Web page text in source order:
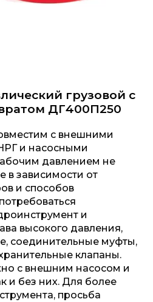
грузовой с
ДГ400П250
с внешними
и насосными
давлением не
в зависимости от
и способов
и
высокого давления,
соединительные муфты,
клапаны.
с внешним насосом и
и без них. Для более
просьба